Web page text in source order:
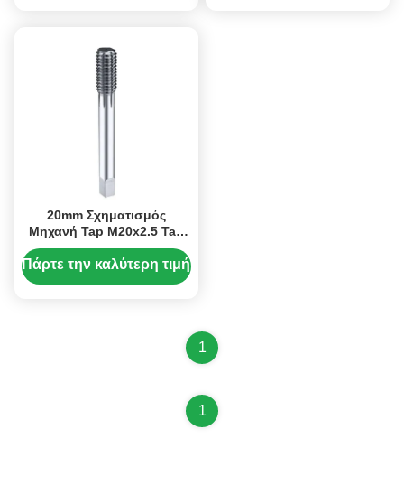
20mm Σχηματισμός
Μηχανή Tap M20x2.5 Tap
High Speed Steel Για
χαμηλό άνθρακα χάλυβα
Πάρτε την καλύτερη τιμή
1
1